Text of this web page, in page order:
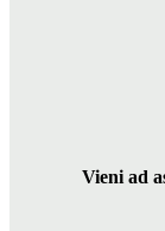
Vieni ad